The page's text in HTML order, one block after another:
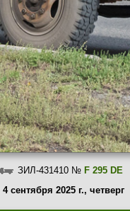
ЗИЛ-431410 № F 295 DE
4 сентября 2025 г., четверг